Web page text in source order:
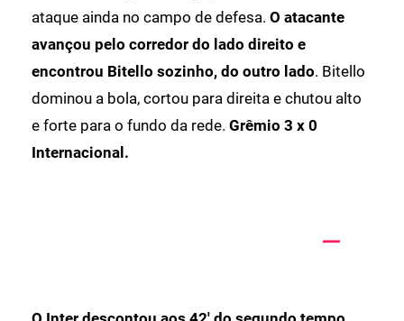
ataque ainda no campo de defesa. O atacante
avançou pelo corredor do lado direito e
encontrou Bitello sozinho, do outro lado. Bitello
dominou a bola, cortou para direita e chutou alto
e forte para o fundo da rede. Grêmio 3 x 0
Internacional.